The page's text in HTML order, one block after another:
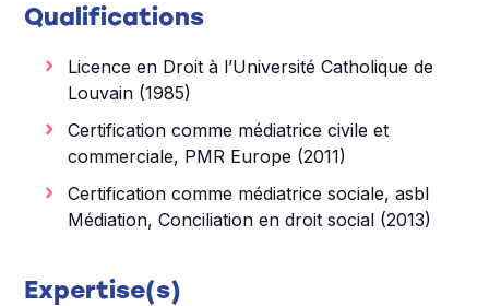
Qualifications
Licence en Droit à l’Université Catholique de
Louvain (1985)
Certification comme médiatrice civile et
commerciale, PMR Europe (2011)
Certification comme médiatrice sociale, asbl
Médiation, Conciliation en droit social (2013)
Expertise(s)